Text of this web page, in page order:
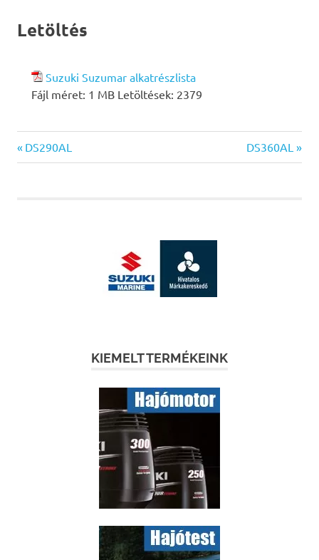
Letöltés
Suzuki Suzumar alkatrészlista
Fájl méret: 1 MB Letöltések: 2379
Bejegyzés
Previous
Post:
DS290AL
Next
Post:
DS360AL
KIEMELT TERMÉKEINK